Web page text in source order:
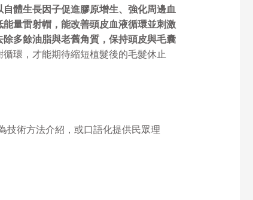
自體生長因子促進膠原增生、強化周邊血
量雷射帽，能改善頭皮血液循環並刺激
多餘油脂與老舊角質，保持頭皮與毛囊
環，才能期待縮短植髮後的毛髮休止
技術方法介紹，或口語化提供民眾理